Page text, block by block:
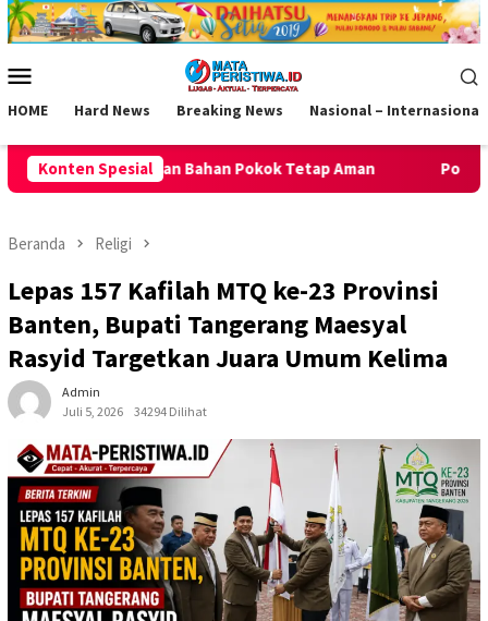
Loncat
ke
Mobile
HOME Hard News Breaking News Nasional – Internasional
Konten Spesial
Tetap Aman Polsek Kawali Pastikan Jalan Sehat
Beranda Religi
Lepas 157 Kafilah MTQ ke-23 Provinsi
Banten, Bupati Tangerang Maesyal
Rasyid Targetkan Juara Umum Kelima
Admin
Juli 5, 2026
34294 Dilihat